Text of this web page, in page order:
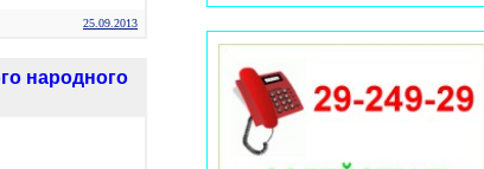
25.09.2013
народного